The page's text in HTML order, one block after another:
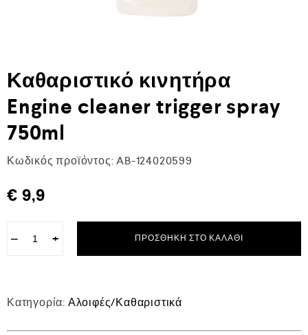
Καθαριστικό κινητήρα
Engine cleaner trigger spray
750ml
Κωδικός προϊόντος: AB-124020599
€ 9,9
− + ΠΡΟΣΘΉΚΗ ΣΤΟ ΚΑΛΆΘΙ
Κατηγορία: Αλοιφές/Καθαριστικά